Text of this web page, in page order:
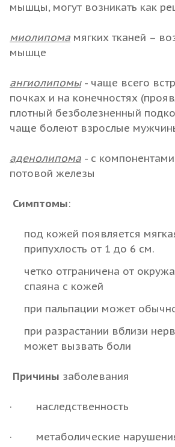
мышцы, могут возникать как
миолипома мягких тканей –
мышце
ангиолипомы- чаще всего
почках и на конечностях
плотный безболезненный
чаще болеют взрослые
аденолипома - с компонентами
потовой железы
Симптомы:
под кожей появляется
припухлость от 1 до 6 см.
четко отграничена от
спаяна с кожей
при пальпации может
при разрастании вблизи
может вызвать боли
Причины заболевания
· наследственность
· метаболические